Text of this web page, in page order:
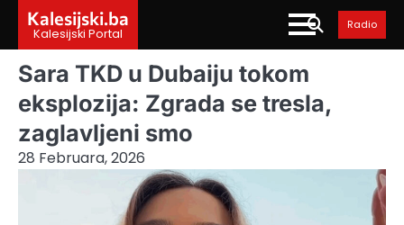
content
Kalesijski.ba
Kalesijski Portal
Radio
Sara TKD u Dubaiju tokom
eksplozija: Zgrada se tresla,
zaglavljeni smo
28 Februara, 2026